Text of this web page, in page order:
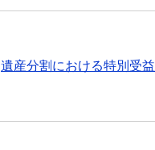
遺産分割における特別受益